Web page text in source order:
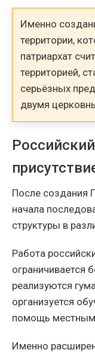
Именно
территории,
патриархат
территорией,
серьёзных
двумя
После создания
начала
структуры в
Работа
ограничивается
реализуются
организуется
помощь
Именно